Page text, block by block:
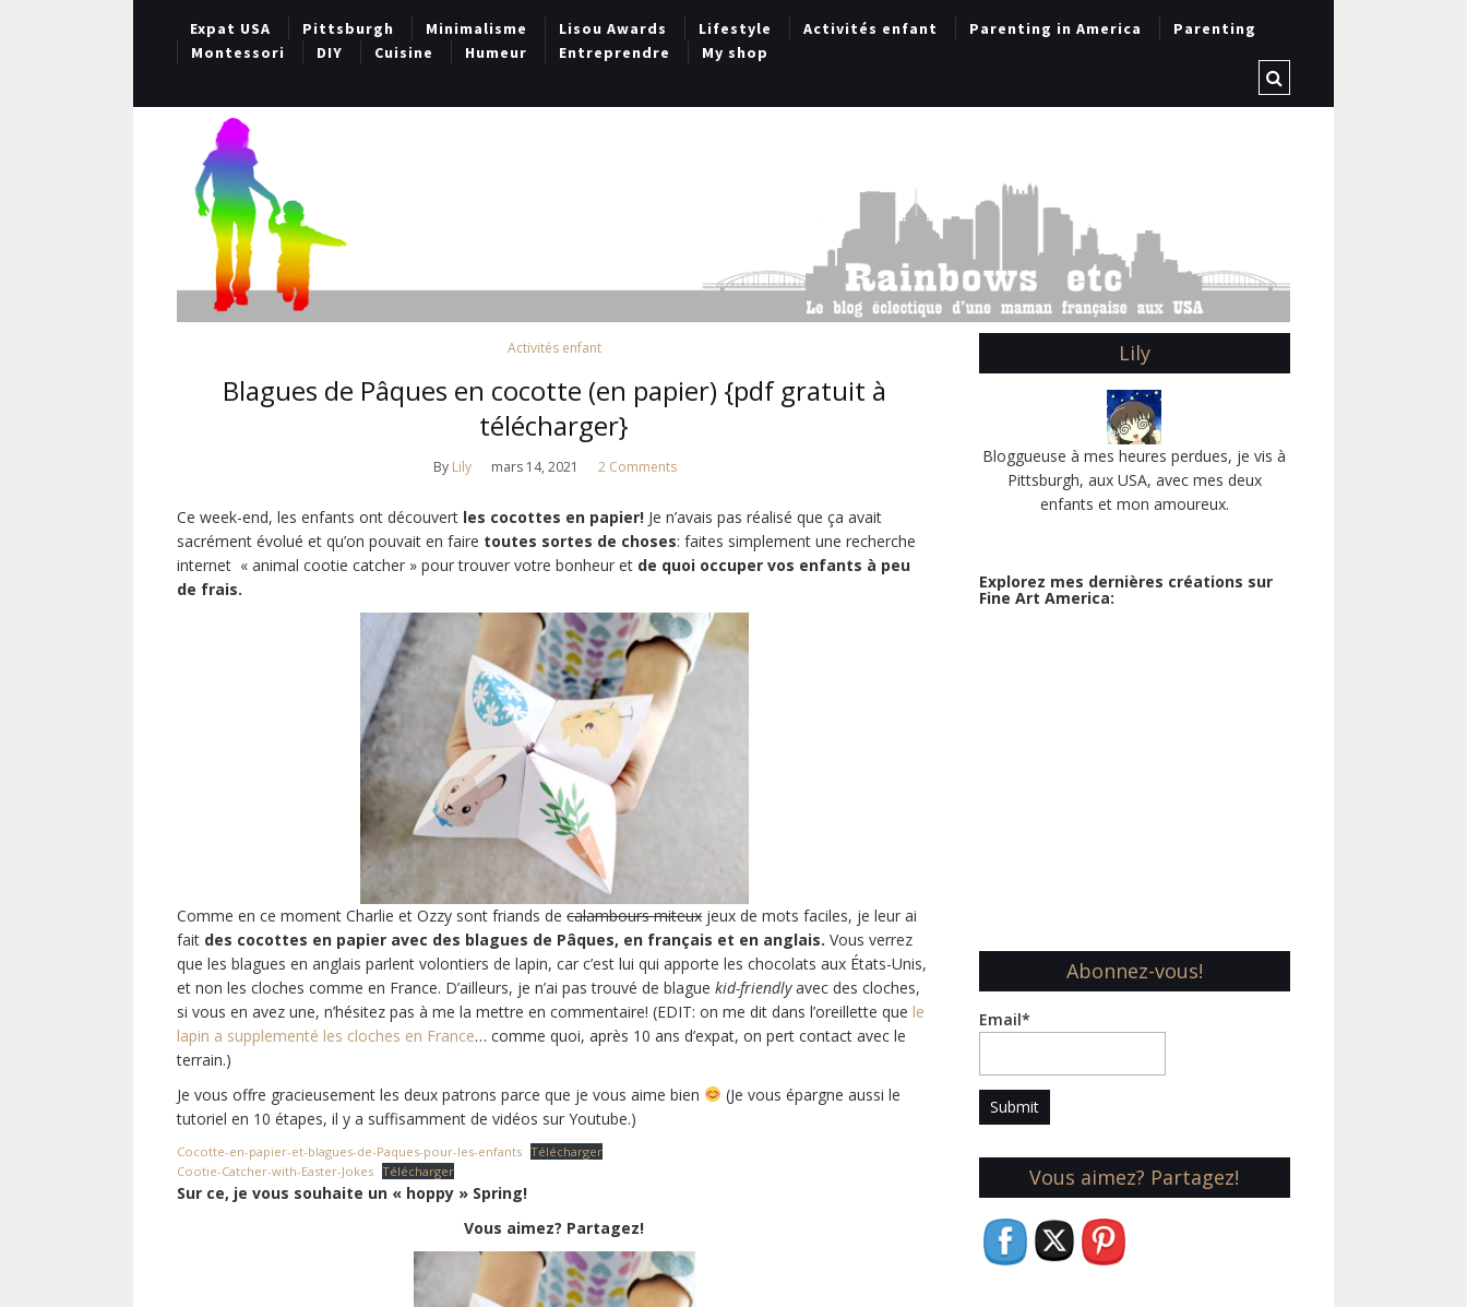
Expat USA Pittsburgh Minimalisme Lisou Awards Lifestyle Activités enfant Parenting in America
Parenting
Montessori
DIY Cuisine Humeur Entreprendre My shop
Activités enfant
Blagues de Pâques en cocotte (en papier) {pdf gratuit à
télécharger}
By Lily mars 14, 2021 2 Comments
Ce week-end, les enfants ont découvert les cocottes en papier! Je n’avais pas réalisé que ça avait
sacrément évolué et qu’on pouvait en faire toutes sortes de choses: faites simplement une recherche
internet « animal cootie catcher » pour trouver votre bonheur et de quoi occuper vos enfants à peu
de frais.
Comme en ce moment Charlie et Ozzy sont friands de calambours miteux jeux de mots faciles, je leur ai
fait des cocottes en papier avec des blagues de Pâques, en français et en anglais. Vous verrez
que les blagues en anglais parlent volontiers de lapin, car c’est lui qui apporte les chocolats aux États-Unis,
et non les cloches comme en France. D’ailleurs, je n’ai pas trouvé de blague kid-friendlyavec des cloches,
si vous en avez une, n’hésitez pas à me la mettre en commentaire! (EDIT: on me dit dans l’oreillette que le
lapin a supplementé les cloches en France… comme quoi, après 10 ans d’expat, on pert contact avec le
terrain.)
Je vous offre gracieusement les deux patrons parce que je vous aime bien
(Je vous épargne aussi le
tutoriel en 10 étapes, il y a suffisamment de vidéos sur Youtube.)
Cocotte-en-papier-et-blagues-de-Paques-pour-les-enfants Télécharger
Cootie-Catcher-with-Easter-Jokes Télécharger
Sur ce, je vous souhaite un « hoppy » Spring!
Vous aimez? Partagez!
Lily
Bloggueuse à mes heures perdues, je vis à
Pittsburgh, aux USA, avec mes deux
enfants et mon amoureux.
Explorez mes dernières créations sur
Fine Art America:
Abonnez-vous!
Email*
Vous aimez? Partagez!